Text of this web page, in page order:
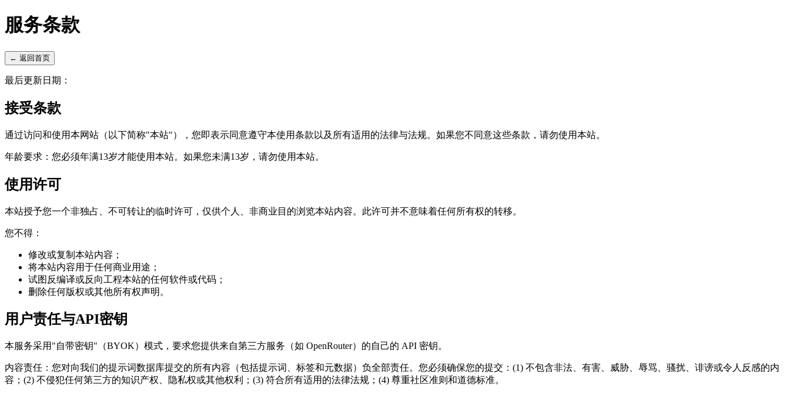
服务条款
← 返回首页
最后更新日期：
接受条款
通过访问和使用本网站（以下简称"本站"），您即表示同意遵守本使用条款以及所有适用的法律与法规。如果您不同意这些条款，请勿使用本站。
年龄要求：您必须年满13岁才能使用本站。如果您未满13岁，请勿使用本站。
使用许可
本站授予您一个非独占、不可转让的临时许可，仅供个人、非商业目的浏览本站内容。此许可并不意味着任何所有权的转移。
您不得：
修改或复制本站内容；
将本站内容用于任何商业用途；
试图反编译或反向工程本站的任何软件或代码；
删除任何版权或其他所有权声明。
用户责任与API密钥
本服务采用"自带密钥"（BYOK）模式，要求您提供来自第三方服务（如 OpenRouter）的自己的 API 密钥。
内容责任：您对向我们的提示词数据库提交的所有内容（包括提示词、标签和元数据）负全部责任。您必须确保您的提交：(1) 不包含非法、有害、威胁、辱骂、骚扰、诽谤或令人反感的内
容；(2) 不侵犯任何第三方的知识产权、隐私权或其他权利；(3) 符合所有适用的法律法规；(4) 尊重社区准则和道德标准。